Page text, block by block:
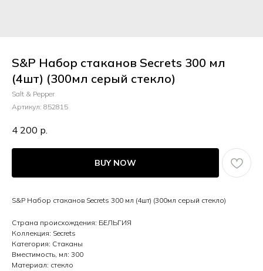
S&P Набор стаканов Secrets 300 мл
(4шт) (300мл серый стекло)
Salt & Pepper
Артикул: 852815
4 200 р.
BUY NOW
S&P Набор стаканов Secrets 300 мл (4шт) (300мл серый стекло)
Страна происхождения: БЕЛЬГИЯ
Коллекция: Secrets
Категория: Стаканы
Вместимость, мл: 300
Материал: стекло